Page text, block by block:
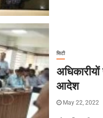
सिटी
आदेश
May 22, 2022